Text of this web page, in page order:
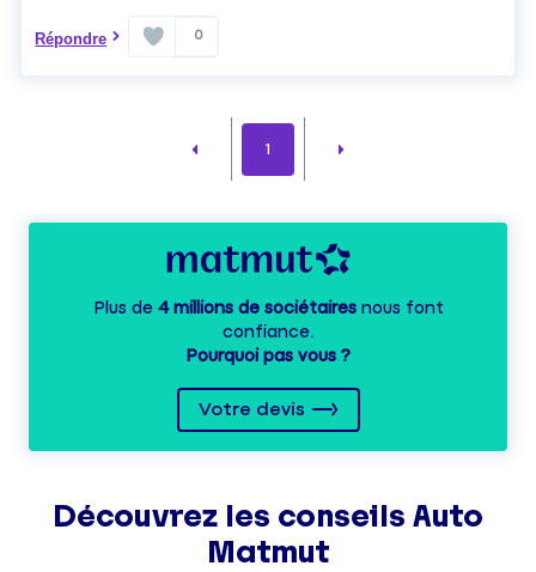
Répondre 0
1
Plus de 4 millions de sociétairesnous font
confiance.
Pourquoi pas vous ?
Votre devis
Découvrez les conseils Auto
Matmut